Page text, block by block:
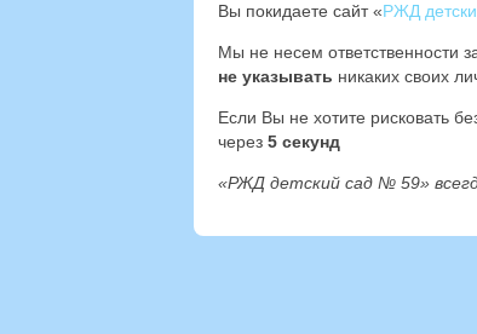
Вы покидаете сайт «РЖД
Мы не несем ответственности
не указывать никаких своих
Если Вы не хотите рисковать
через 4 секунд
«РЖД детский сад № 59»